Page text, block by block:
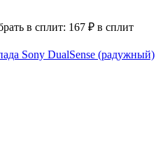
в сплит: 167 ₽ в сплит
Sony DualSense (радужный)